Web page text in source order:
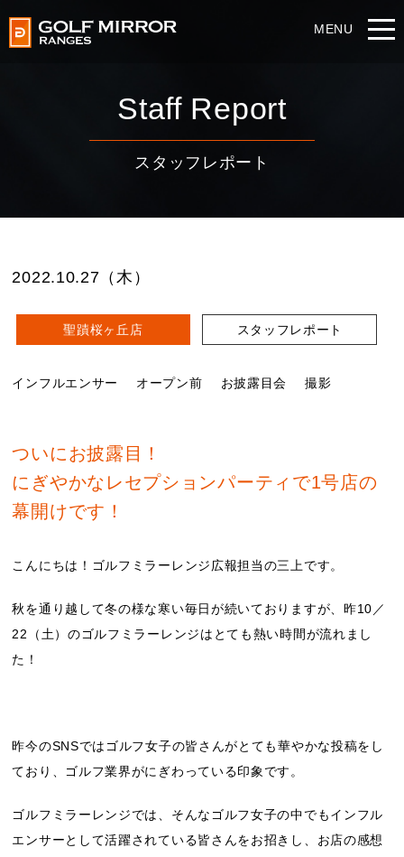
Staff Report
スタッフレポート
2022.10.27（木）
聖蹟桜ヶ丘店 スタッフレポート
インフルエンサー オープン前 お披露目会 撮影
ついにお披露目！
にぎやかなレセプションパーティで1号店の
幕開けです！
こんにちは！ゴルフミラーレンジ広報担当の三上です。
秋を通り越して冬の様な寒い毎日が続いておりますが、昨10／
22（土）のゴルフミラーレンジはとても熱い時間が流れまし
た！
昨今のSNSではゴルフ女子の皆さんがとても華やかな投稿をし
ており、ゴルフ業界がにぎわっている印象です。
ゴルフミラーレンジでは、そんなゴルフ女子の中でもインフル
エンサーとして活躍されている皆さんをお招きし、お店の感想